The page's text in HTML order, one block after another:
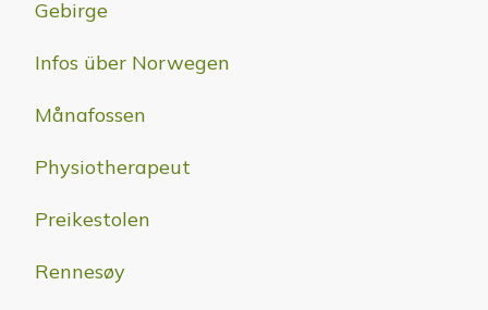
Gebirge
Infos über Norwegen
Månafossen
Physiotherapeut
Preikestolen
Rennesøy